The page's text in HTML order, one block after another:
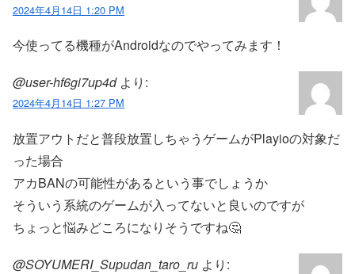
2024年4月14日 1:20 PM
今使ってる機種がAndroidなのでやってみます！
@user-hf6gi7up4d より:
2024年4月14日 1:27 PM
放置アウトだと普段放置しちゃうゲームがPlayioの対象だ
った場合
アカBANの可能性があるという事でしょうか
そういう系統のゲームが入ってないと良いのですが
ちょっと悩みどころになりそうですね🤔
@SOYUMERI_Supudan_taro_ru より: